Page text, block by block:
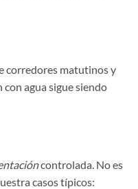
corredores matutinos y
con agua sigue siendo
controlada. No es
casos típicos: